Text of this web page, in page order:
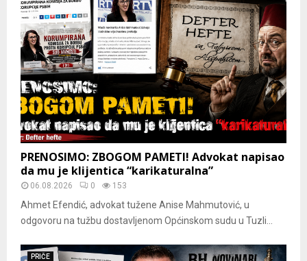
PRENOSIMO: ZBOGOM PAMETI! Advokat napisao
da mu je klijentica “karikaturalna”
06.08.2026 0 153
Ahmet Efendić, advokat tužene Anise Mahmutović, u
odgovoru na tužbu dostavljenom Općinskom sudu u Tuzli...
PRIČE